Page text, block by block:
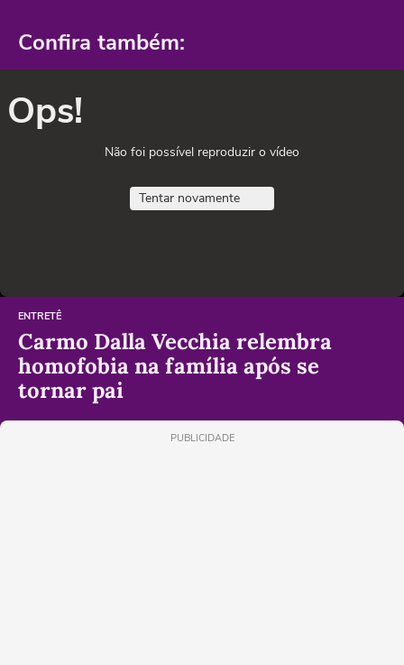
Confira também:
Ops!
Não foi possível reproduzir o vídeo
Tentar novamente
ENTRETÊ
Carmo Dalla Vecchia relembra
homofobia na família após se
tornar pai
PUBLICIDADE